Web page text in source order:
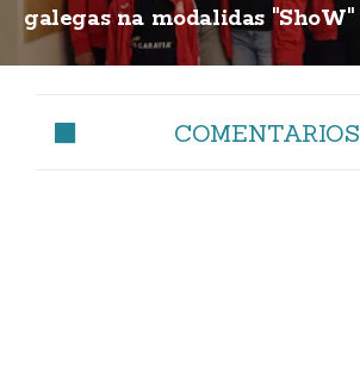
galegas na modalidas "ShoW"
COMENTARIOS